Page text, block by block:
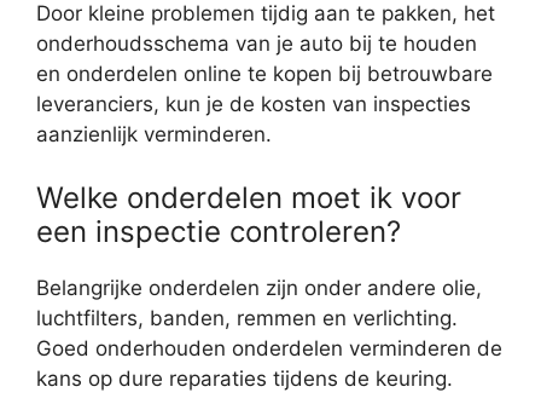
Door kleine problemen tijdig aan te pakken, het
onderhoudsschema van je auto bij te houden
en onderdelen online te kopen bij betrouwbare
leveranciers, kun je de kosten van inspecties
aanzienlijk verminderen.
Welke onderdelen moet ik voor
een inspectie controleren?
Belangrijke onderdelen zijn onder andere olie,
luchtfilters, banden, remmen en verlichting.
Goed onderhouden onderdelen verminderen de
kans op dure reparaties tijdens de keuring.